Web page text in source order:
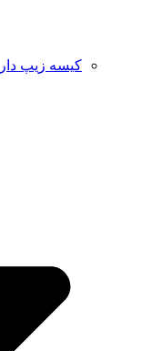
کیسه زیپ دار